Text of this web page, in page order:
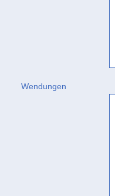
Wendungen